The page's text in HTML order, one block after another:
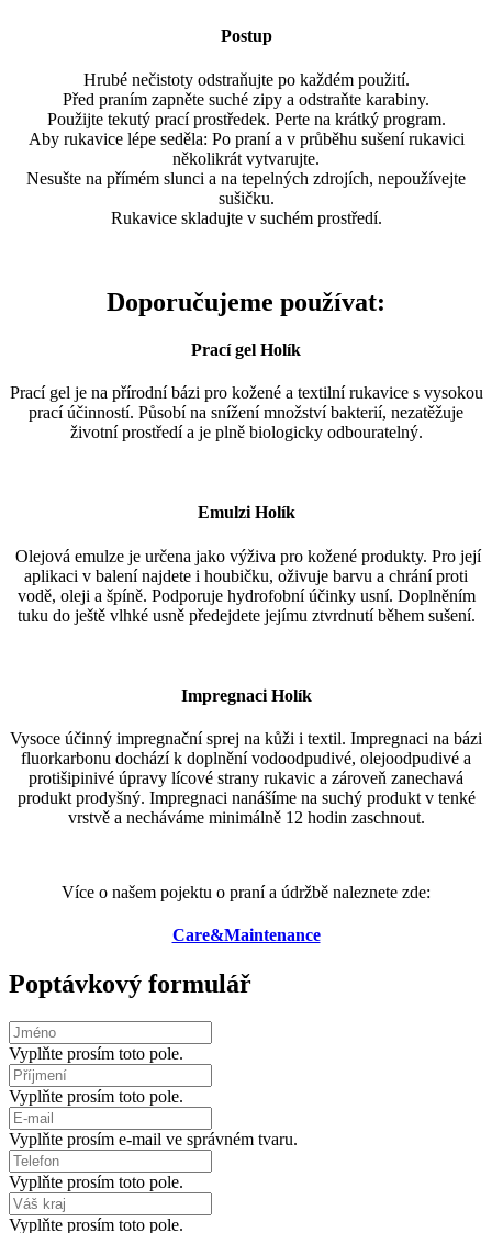
Postup
Hrubé nečistoty odstraňujte po každém použití.
Před praním zapněte suché zipy a odstraňte karabiny.
Použijte tekutý prací prostředek. Perte na krátký program.
Aby rukavice lépe seděla: Po praní a v průběhu sušení rukavici
několikrát vytvarujte.
Nesušte na přímém slunci a na tepelných zdrojích, nepoužívejte
sušičku.
Rukavice skladujte v suchém prostředí.
Doporučujeme používat:
Prací gel Holík
Prací gel je na přírodní bázi pro kožené a textilní rukavice s vysokou
prací účinností. Působí na snížení množství bakterií, nezatěžuje
životní prostředí a je plně biologicky odbouratelný.
Emulzi Holík
Olejová emulze je určena jako výživa pro kožené produkty. Pro její
aplikaci v balení najdete i houbičku, oživuje barvu a chrání proti
vodě, oleji a špíně. Podporuje hydrofobní účinky usní. Doplněním
tuku do ještě vlhké usně předejdete jejímu ztvrdnutí během sušení.
Impregnaci Holík
Vysoce účinný impregnační sprej na kůži i textil. Impregnaci na bázi
fluorkarbonu dochází k doplnění vodoodpudivé, olejoodpudivé a
protišipinivé úpravy lícové strany rukavic a zároveň zanechavá
produkt prodyšný. Impregnaci nanášíme na suchý produkt v tenké
vrstvě a necháváme minimálně 12 hodin zaschnout.
Více o našem pojektu o praní a údržbě naleznete zde:
Care&Maintenance
Poptávkový formulář
Vyplňte prosím toto pole.
Vyplňte prosím toto pole.
Vyplňte prosím e-mail ve správném tvaru.
Vyplňte prosím toto pole.
Vyplňte prosím toto pole.